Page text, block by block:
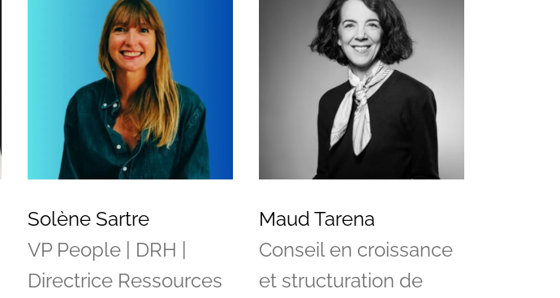
Solène Sartre
VP People | DRH |
Directrice Ressources
Maud Tarena
Conseil en croissance
et structuration de